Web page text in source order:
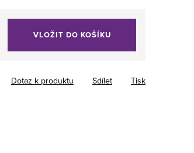
VLOŽIT DO KOŠÍKU
Tisk
Dotaz k produktu Sdílet